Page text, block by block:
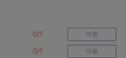
0/1 지원
0/1 지원